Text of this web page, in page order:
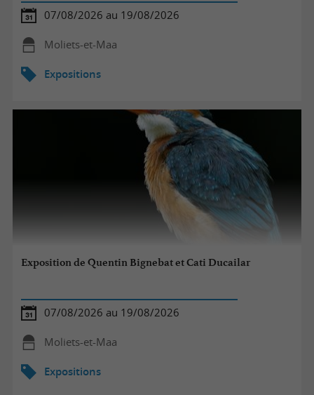
07/08/2026 au 19/08/2026
Moliets-et-Maa
Expositions
Exposition de Quentin Bignebat et Cati Ducailar
07/08/2026 au 19/08/2026
Moliets-et-Maa
Expositions